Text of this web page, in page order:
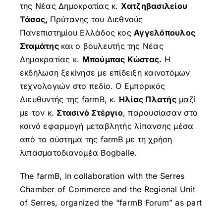
της Νέας Δημοκρατίας κ. Χατζηβασιλείου
Τάσος, Πρύτανης του Διεθνούς
Πανεπιστημίου Ελλάδος κοςΑγγελόπουλος
Σταμάτης και ο βουλευτής της Νέας
Δημοκρατίας κ. Μπούμπας Κώστας. Η
εκδήλωση ξεκίνησε με επίδειξη καινοτόμων
τεχνολογιών στο πεδίο. O Εμπορικός
Διευθυντής της farmB, κ. Ηλίας Πλατήςμαζί
με τον κ.Στασινό Στέργιο, παρουσίασαν στο
κοινό εφαρμογή μεταβλητής λίπανσης μέσα
από το σύστημα της farmB με τη χρήση
λιπασματοδιανομέα Bogballe.
The farmB, in collaboration with the Serres
Chamber of Commerce and the Regional Unit
of Serres, organized the “farmB Forum” as part